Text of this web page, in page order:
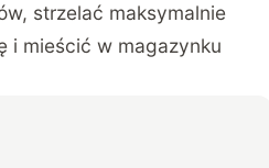
strzelać maksymalnie
i mieścić w magazynku